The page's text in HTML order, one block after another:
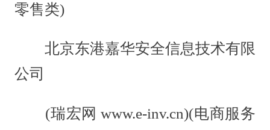
零售类)
北京东港嘉华安全信息技术有限
公司
(瑞宏网 www.e-inv.cn)(电商服务